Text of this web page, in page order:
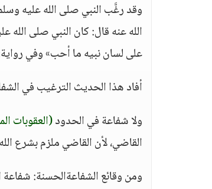
وقد رغَّب النبي صلى الله عليه
الله عنه قال: كان النبي صلى
على لسان نبيه ما أحب» وفي
أفاد هذا الحديث الترغيب في
ولا شفاعة في الحدود(العقوبات
القاضي، لأن القاضي ملزم بشرع
ومن وقائع الشفاعةالحسنة: